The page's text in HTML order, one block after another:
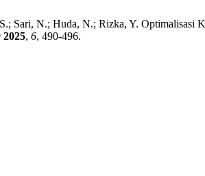
Sari, N.; Huda, N.; Rizka, Y. Optimalisasi
2025, 6, 490-496.